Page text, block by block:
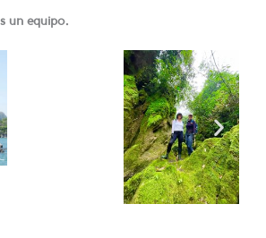
un equipo.